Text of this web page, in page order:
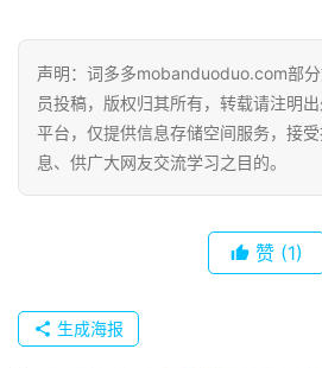
好
词
好
句
经
古
声明：词多多mobanduoduo.com部
员投稿，版权归其所有，转载请注明
平台，仅提供信息存储空间服务，接
息、供广大网友交流学习之目的。
赞 (1)
生成海报